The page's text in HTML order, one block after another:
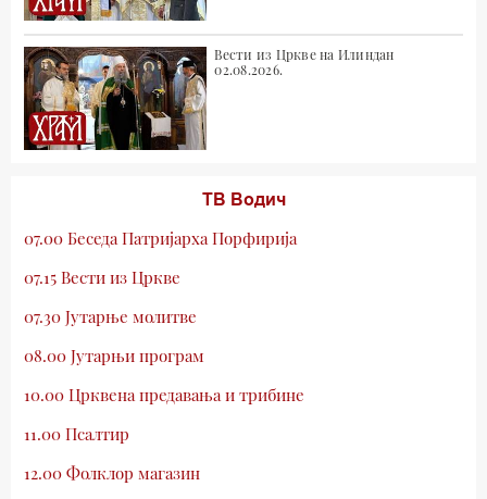
Вести из Цркве на Илиндан
02.08.2026.
ТВ Водич
07.00 Беседа Патријарха Порфирија
07.15 Вести из Цркве
07.30 Јутарње молитве
08.00 Јутарњи програм
10.00 Црквена предавања и трибине
11.00 Псалтир
12.00 Фолклор магазин